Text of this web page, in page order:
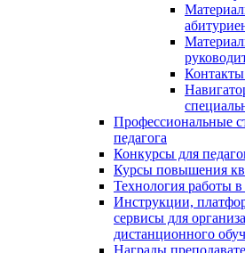
Контакты
Профессиональные
педагога
Конкурсы для
Курсы повышения
Технология работы
Инструкции,
сервисы для
дистанционного
Награды